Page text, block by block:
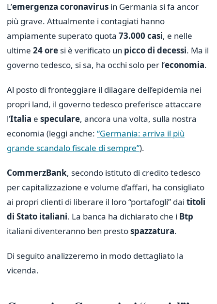
L’emergenza coronavirus in Germania si fa ancor
più grave. Attualmente i contagiati hanno
ampiamente superato quota 73.000 casi, e nelle
ultime 24 oresi è verificato un picco di decessi. Ma il
governo tedesco, si sa, ha occhi solo per l’economia.
Al posto di fronteggiare il dilagare dell’epidemia nei
propri land, il governo tedesco preferisce attaccare
l’Italia e speculare, ancora una volta, sulla nostra
economia (leggi anche: “Germania: arriva il più
grande scandalo fiscale di sempre”).
CommerzBank, secondo istituto di credito tedesco
per capitalizzazione e volume d’affari, ha consigliato
ai propri clienti di liberare il loro “portafogli” dai titoli
di Stato italiani. La banca ha dichiarato che i Btp
italiani diventeranno ben prestospazzatura.
Di seguito analizzeremo in modo dettagliato la
vicenda.